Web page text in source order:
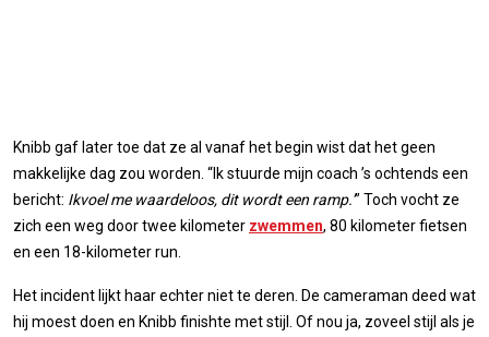
Knibb gaf later toe dat ze al vanaf het begin wist dat het geen
makkelijke dag zou worden. “Ik stuurde mijn coach ’s ochtends een
bericht: Ikvoel me waardeloos, dit wordt een ramp.’” Toch vocht ze
zich een weg door twee kilometer zwemmen, 80 kilometer fietsen
en een 18-kilometer run.
Het incident lijkt haar echter niet te deren. De cameraman deed wat
hij moest doen en Knibb finishte met stijl. Of nou ja, zoveel stijl als je